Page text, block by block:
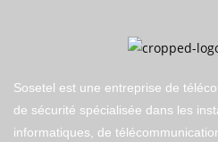
Sosetel est une entreprise de
de sécurité spécialisée dans les
informatiques, de